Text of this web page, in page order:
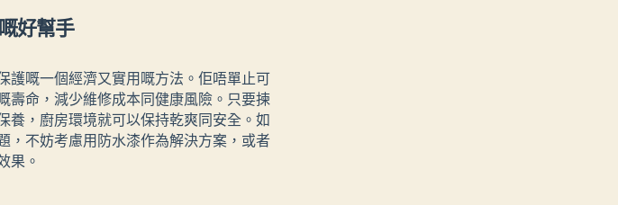
好幫手
護嘅一個經濟又實用嘅方法。佢唔單止可
壽命，減少維修成本同健康風險。只要揀
養，廚房環境就可以保持乾爽同安全。如
，不妨考慮用防水漆作為解決方案，或者
果。